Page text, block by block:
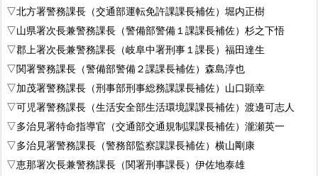
▽北方署警務課長（交通部運転免許課課長補佐）堀内正樹
▽山県署次長兼警務課長（警備部警備１課課長補佐）杉之下悟
▽郡上署次長兼警務課長（岐阜中署刑事１課長）福田達生
▽関署警務課長（警備部警備２課課長補佐）森島淳也
▽加茂署警務課長（刑事部刑事総務課課長補佐）山口顕幸
▽可児署警務課長（生活安全部生活環境課課長補佐）渡邊可志人
▽多治見署特命指導官（交通部交通規制課課長補佐）瀧瀬英一
▽多治見署警務課長（警務部監察課課長補佐）横山剛康
▽恵那署次長兼警務課長（関署刑事課長）伊佐地泰雄